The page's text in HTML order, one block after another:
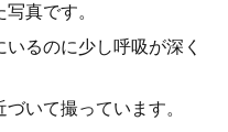
真です。
るのに少し呼吸が深く
いて撮っています。